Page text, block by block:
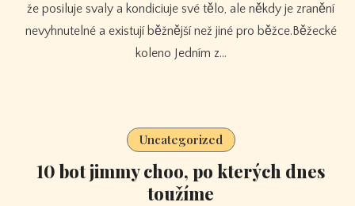
že posiluje svaly a kondiciuje své tělo, ale někdy je zranění
nevyhnutelné a existují běžnější než jiné pro běžce.Běžecké
koleno Jedním z…
Uncategorized
10 bot jimmy choo, po kterých dnes
toužíme